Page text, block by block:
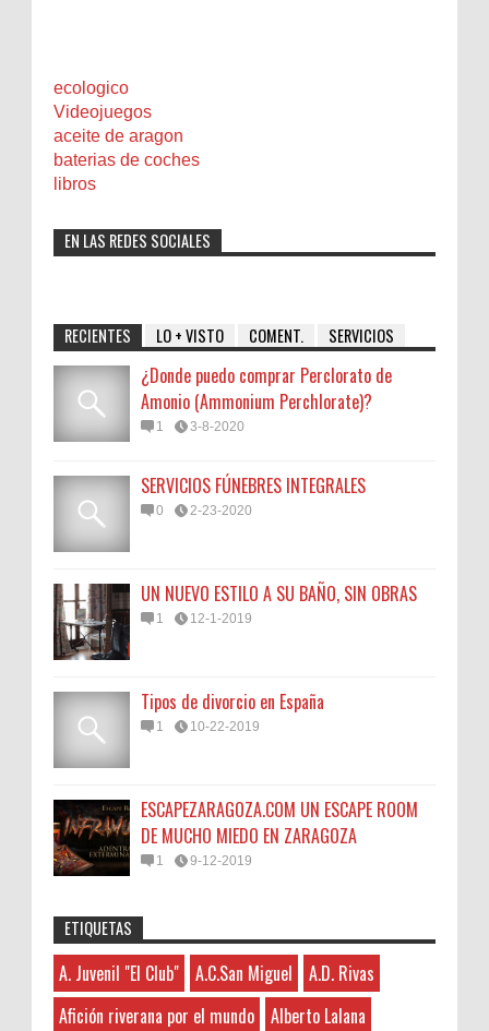
ecologico
Videojuegos
aceite de aragon
baterias de coches
libros
EN LAS REDES SOCIALES
RECIENTES LO + VISTO COMENT. SERVICIOS
¿Donde puedo comprar Perclorato de
Amonio (Ammonium Perchlorate)?
1 3-8-2020
SERVICIOS FÚNEBRES INTEGRALES
0 2-23-2020
UN NUEVO ESTILO A SU BAÑO, SIN OBRAS
1 12-1-2019
Tipos de divorcio en España
1 10-22-2019
ESCAPEZARAGOZA.COM UN ESCAPE ROOM
DE MUCHO MIEDO EN ZARAGOZA
1 9-12-2019
Sorteamos un Lomo Ibérico de Bellota de
Monsalud-Brumale S.L.
El Premio Un lomo ibérico de bellota
Anonymous:
3-7-2026
Hayat boyunca kendimizi geliştirmek
ve yeni bilgiler edinmek için çeşitli kaynaklara
45N
A. Juvenil "El Club"
A.C.San Miguel
ETIQUETAS
A. Juvenil "El Club" A.C.San Miguel
A.D. Rivas
Afición riverana por el mundo
Alberto Lalana